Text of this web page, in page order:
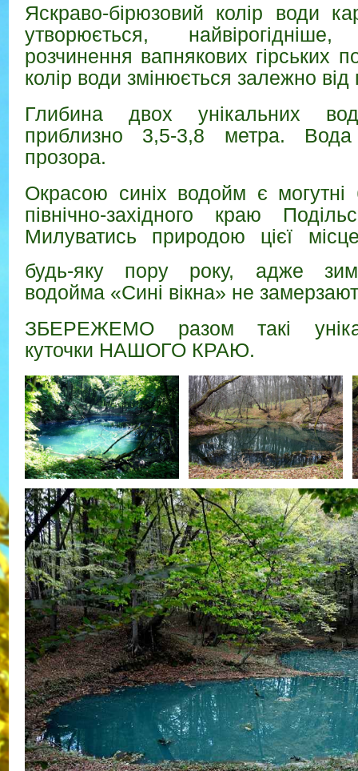
Яскраво-бірюзовий колір води
утворюється,
розчинення вапнякових гірських
колір води змінюється залежно від
Глибина двох унікальних
приблизно 3,5-3,8 метра.
прозора.
Окрасою синіх водойм є могутні
північно-західного краю
Милуватись природою цієї
будь-яку пору року, адже
водойма «Сині вікна» не
ЗБЕРЕЖЕМО разом такі
куточки НАШОГО КРАЮ.